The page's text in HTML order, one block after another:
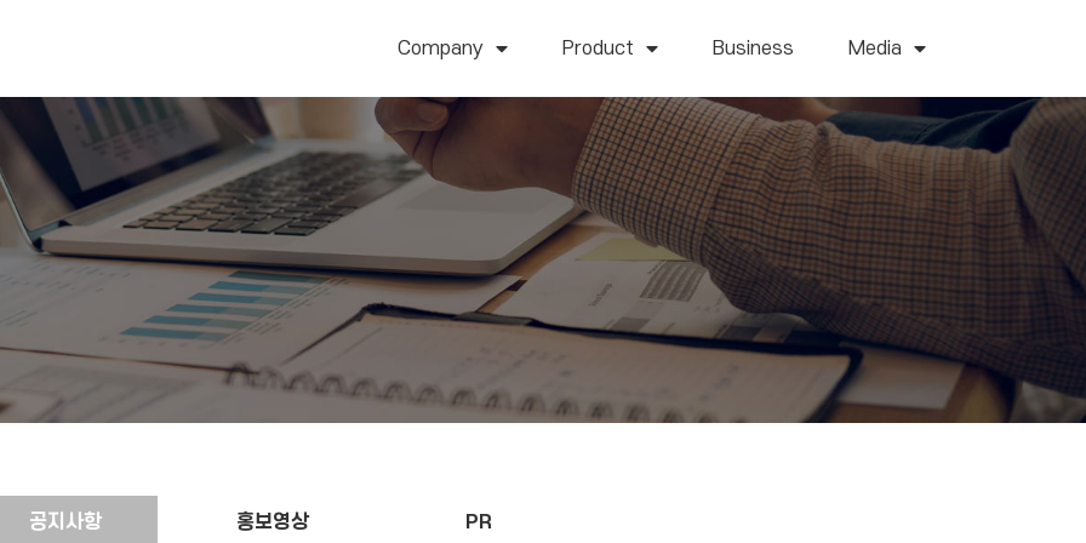
Company Product Business Media
공지사항 홍보영상 PR